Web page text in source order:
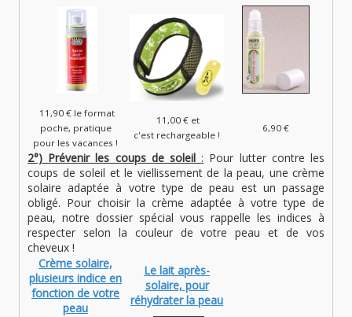
11,90 € le format
poche, pratique
pour les vacances !
11,00 € et
c'est rechargeable !
6,90 €
2°) Prévenir les coups de soleil : Pour lutter contre les
coups de soleil et le viellissement de la peau, une crème
solaire adaptée à votre type de peau est un passage
obligé. Pour choisir la crème adaptée à votre type de
peau, notre dossier spécial vous rappelle les indices à
respecter selon la couleur de votre peau et de vos
cheveux !
Crème solaire,
plusieurs indice en
fonction de votre
peau
Le lait après-
solaire, pour
réhydrater la peau